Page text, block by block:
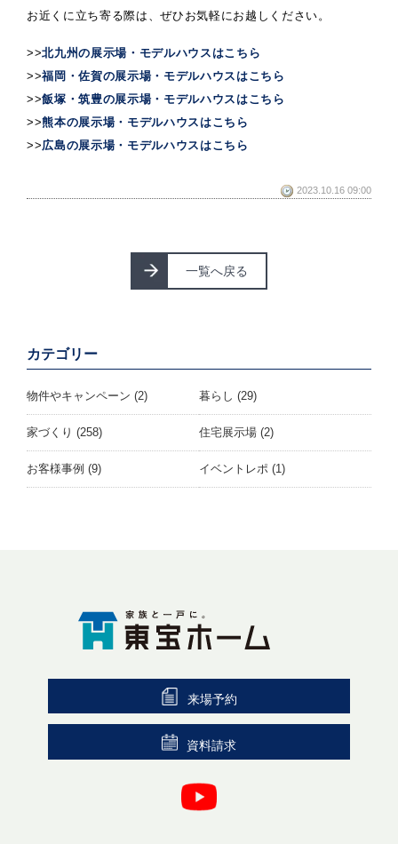
お近くに立ち寄る際は、ぜひお気軽にお越しください。
>>北九州の展示場・モデルハウスはこちら
>>福岡・佐賀の展示場・モデルハウスはこちら
>>飯塚・筑豊の展示場・モデルハウスはこちら
>>熊本の展示場・モデルハウスはこちら
>>広島の展示場・モデルハウスはこちら
2023.10.16 09:00
一覧へ戻る
カテゴリー
物件やキャンペーン (2) 暮らし (29)
家づくり (258) 住宅展示場 (2)
お客様事例 (9) イベントレポ (1)
来場予約
資料請求